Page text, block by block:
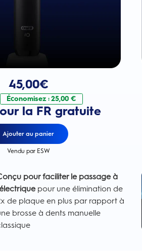
45,00€
Économisez : 25,00 €
la FR gratuite
Ajouter au panier
Vendu par ESW
pour faciliter le passage à
pour une élimination de
de plaque en plus par rapport à
brosse à dents manuelle